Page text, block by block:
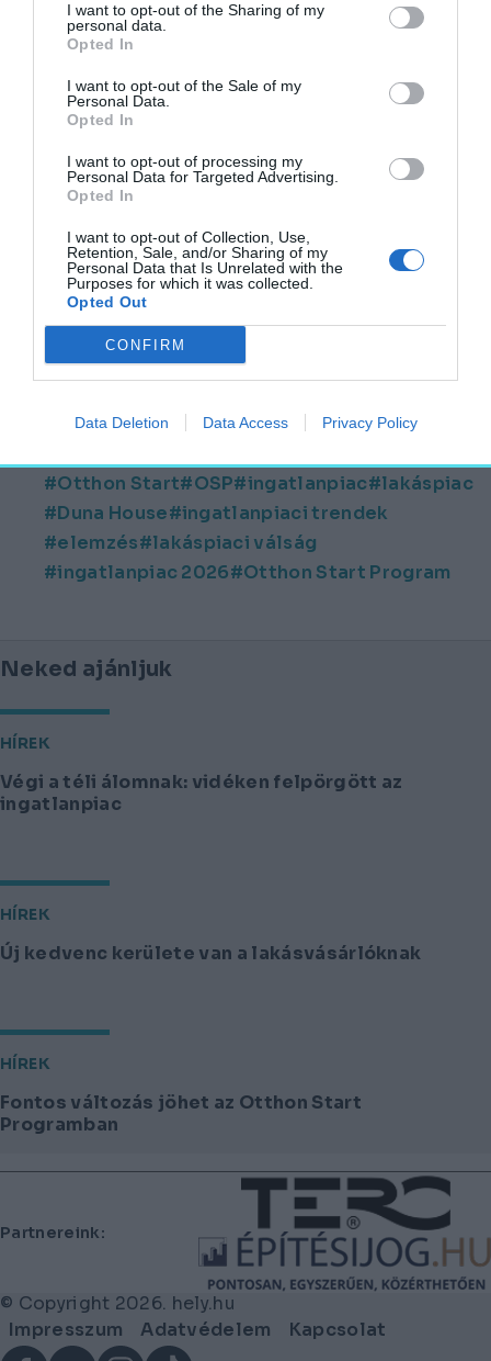
I want to opt-out of the Sharing of my
personal data.
Opted In
I want to opt-out of the Sale of my
Personal Data.
Opted In
I want to opt-out of processing my
Personal Data for Targeted Advertising.
Opted In
I want to opt-out of Collection, Use,
Retention, Sale, and/or Sharing of my
Personal Data that Is Unrelated with the
Purposes for which it was collected.
Opted Out
CONFIRM
Data Deletion Data Access Privacy Policy
120 ezres éves tranzakciószám eléréséhez
rendkívül erős második félévre lenne szükség.
as szinttől.
A jelzáloghitelezés ugyanakkor tovább bővül:
a Duna House nemzetközi pénzügyi márkája,
a Credipass szerint májusban 253 milliárd
forintnyi lakáscélú jelzáloghitelt kötöttek,
ami 5,4 százalékkal haladja meg az előző
havit, és több mint 70 százalékkal múlja felül
a Magyar Nemzeti Bank 2025. májusi adatait.
Forrás: MTI
Otthon Start OSP ingatlanpiac
lakáspiac
Duna House
ingatlanpiaci trendek
elemzés
lakáspiaci válság
ingatlanpiac 2026
Otthon Start Program
Neked ajánljuk
HÍREK
Végi a téli álomnak: vidéken felpörgött az
ingatlanpiac
HÍREK
Új kedvenc kerülete van a lakásvásárlóknak
HÍREK
Fontos változás jöhet az Otthon Start
Programban
Lábléc
Partnereink:
© Copyright 2026. hely.hu
Lábléc
menü
Impresszum Adatvédelem
Kapcsolat
FacebookYouTubeInstagram